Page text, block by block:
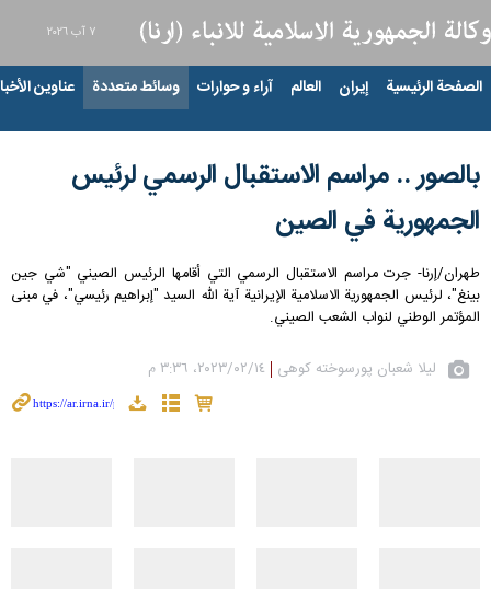
٧ آب ٢٠٢٦
الصفحة الرئيسية إيران العالم آراء و حوارات وسائط متعددة عناوين
بالصور .. مراسم الاستقبال الرسمي لرئيس
الجمهورية في الصين
طهران/إرنا- جرت مراسم الاستقبال الرسمي التي أقامها الرئيس الصيني "شي جين
بينغ"، لرئيس الجمهورية الاسلامية الإيرانية آية الله السيد "إبراهيم رئيسي"، في مبنى
المؤتمر الوطني لنواب الشعب الصيني.
لیلا شعبان پورسوخته کوهی ١٤‏/٠٢‏/٢٠٢٣، ٣:٣٦ م